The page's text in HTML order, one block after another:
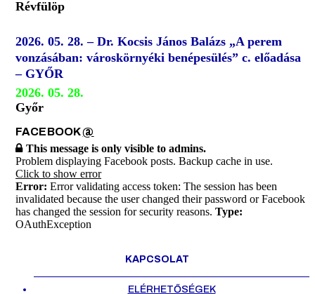
Révfülöp
2026. 05. 28. – Dr. Kocsis János Balázs „A perem
vonzásában: városkörnyéki benépesülés” c. előadása
– GYŐR
2026. 05. 28.
Győr
FACEBOOK@
This message is only visible to admins.
Problem displaying Facebook posts. Backup cache in use.
Click to show error
Error: Error validating access token: The session has been
invalidated because the user changed their password or Facebook
has changed the session for security reasons. Type:
OAuthException
KAPCSOLAT
ELÉRHETŐSÉGEK